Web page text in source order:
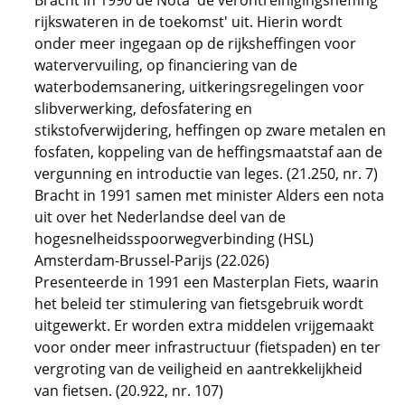
rijkswateren in de toekomst' uit. Hierin wordt
onder meer ingegaan op de rijksheffingen voor
watervervuiling, op financiering van de
waterbodemsanering, uitkeringsregelingen voor
slibverwerking, defosfatering en
stikstofverwijdering, heffingen op zware metalen en
fosfaten, koppeling van de heffingsmaatstaf aan de
vergunning en introductie van leges. (21.250, nr. 7)
Bracht in 1991 samen met minister Alders een nota
uit over het Nederlandse deel van de
hogesnelheidsspoorwegverbinding (HSL)
Amsterdam-Brussel-Parijs (22.026)
Presenteerde in 1991 een Masterplan Fiets, waarin
het beleid ter stimulering van fietsgebruik wordt
uitgewerkt. Er worden extra middelen vrijgemaakt
voor onder meer infrastructuur (fietspaden) en ter
vergroting van de veiligheid en aantrekkelijkheid
van fietsen. (20.922, nr. 107)